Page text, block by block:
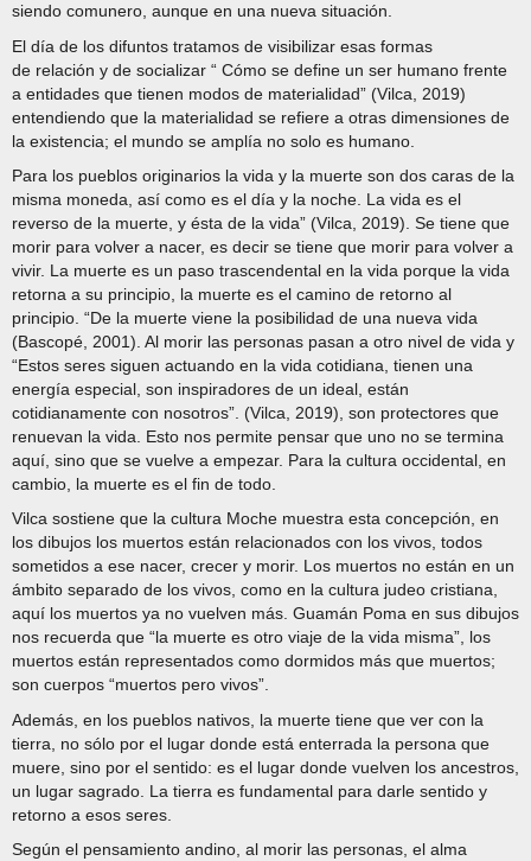
siendo comunero, aunque en una nueva situación.
El día de los difuntos tratamos de visibilizar esas formas
de relación y de socializar “ Cómo se define un ser humano frente
a entidades que tienen modos de materialidad” (Vilca, 2019)
entendiendo que la materialidad se refiere a otras dimensiones de
la existencia; el mundo se amplía no solo es humano.
Para los pueblos originarios la vida y la muerte son dos caras de la
misma moneda, así como es el día y la noche. La vida es el
reverso de la muerte, y ésta de la vida” (Vilca, 2019). Se tiene que
morir para volver a nacer, es decir se tiene que morir para volver a
vivir. La muerte es un paso trascendental en la vida porque la vida
retorna a su principio, la muerte es el camino de retorno al
principio. “De la muerte viene la posibilidad de una nueva vida
(Bascopé, 2001). Al morir las personas pasan a otro nivel de vida y
“Estos seres siguen actuando en la vida cotidiana, tienen una
energía especial, son inspiradores de un ideal, están
cotidianamente con nosotros”. (Vilca, 2019), son protectores que
renuevan la vida. Esto nos permite pensar que uno no se termina
aquí, sino que se vuelve a empezar. Para la cultura occidental, en
cambio, la muerte es el fin de todo.
Vilca sostiene que la cultura Moche muestra esta concepción, en
los dibujos los muertos están relacionados con los vivos, todos
sometidos a ese nacer, crecer y morir. Los muertos no están en un
ámbito separado de los vivos, como en la cultura judeo cristiana,
aquí los muertos ya no vuelven más. Guamán Poma en sus dibujos
nos recuerda que “la muerte es otro viaje de la vida misma”, los
muertos están representados como dormidos más que muertos;
son cuerpos “muertos pero vivos”.
Además, en los pueblos nativos, la muerte tiene que ver con la
tierra, no sólo por el lugar donde está enterrada la persona que
muere, sino por el sentido: es el lugar donde vuelven los ancestros,
un lugar sagrado. La tierra es fundamental para darle sentido y
retorno a esos seres.
Según el pensamiento andino, al morir las personas, el alma